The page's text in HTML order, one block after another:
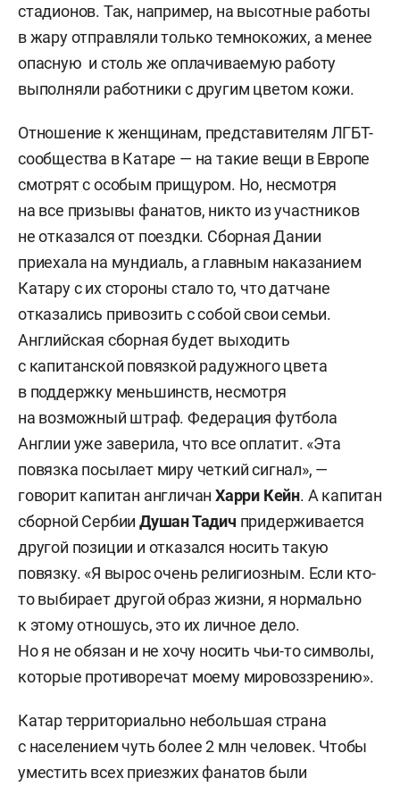
стадионов. Так, например, на высотные работы
в жару отправляли только темнокожих, а менее
опасную и столь же оплачиваемую работу
выполняли работники с другим цветом кожи.
Отношение к женщинам, представителям ЛГБТ-
сообщества в Катаре — на такие вещи в Европе
смотрят с особым прищуром. Но, несмотря
на все призывы фанатов, никто из участников
не отказался от поездки. Сборная Дании
приехала на мундиаль, а главным наказанием
Катару с их стороны стало то, что датчане
отказались привозить с собой свои семьи.
Английская сборная будет выходить
с капитанской повязкой радужного цвета
в поддержку меньшинств, несмотря
на возможный штраф. Федерация футбола
Англии уже заверила, что все оплатит. «Эта
повязка посылает миру четкий сигнал», —
говорит капитан англичанХарри Кейн. А капитан
сборной СербииДушан Тадич придерживается
другой позиции и отказался носить такую
повязку. «Я вырос очень религиозным. Если кто-
то выбирает другой образ жизни, я нормально
к этому отношусь, это их личное дело.
Но я не обязан и не хочу носить чьи-то символы,
которые противоречат моему мировоззрению».
Катар территориально небольшая страна
с населением чуть более 2 млн человек. Чтобы
уместить всех приезжих фанатов были